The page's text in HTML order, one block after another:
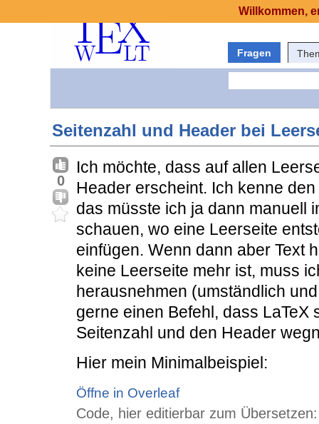
Fragen
Seitenzahl und Header bei
0
Ich möchte, dass auf allen
Header erscheint. Ich kenne
das müsste ich ja dann manuell
schauen, wo eine Leerseite
einfügen. Wenn dann aber Text
keine Leerseite mehr ist, muss
herausnehmen (umständlich
gerne einen Befehl, dass
Seitenzahl und den Header
Hier mein Minimalbeispiel:
Öffne in Overleaf
Code, hier editierbar zum Übersetzen:
Willkommen,